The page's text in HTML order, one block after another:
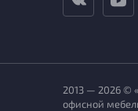
2013 — 2026 ©
офисной